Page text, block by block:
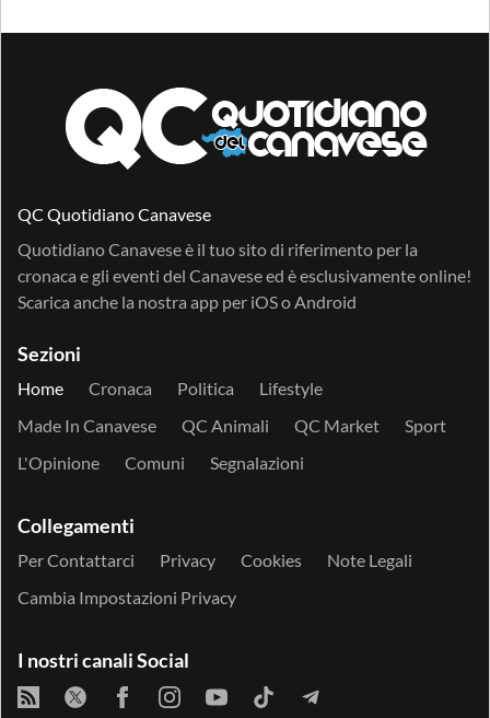
QC Quotidiano Canavese
Quotidiano Canavese è il tuo sito di riferimento per la
cronaca e gli eventi del Canavese ed è esclusivamente online!
Scarica anche la nostra app per iOSoAndroid
Sezioni
Home Cronaca Politica
Lifestyle
Made In Canavese
QC Animali QC Market
Sport
L'Opinione
Comuni Segnalazioni
Collegamenti
Per Contattarci Privacy Cookies
Note Legali
Cambia Impostazioni Privacy
I nostri canali Social